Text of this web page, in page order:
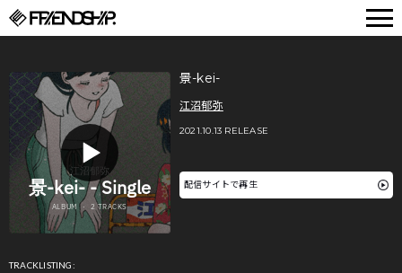
景-kei-
江沼郁弥
2021.10.13 RELEASE
配信サイトで再生
TRACKLISTING: